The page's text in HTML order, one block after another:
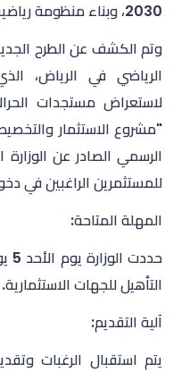
2030، وبناء منظومة رياضية ذات كفاءة واحترافية عالية.
وتم الكشف عن الطرح
الرياضي في الرياض،
لاستعراض مستجدات
"مشروع الاستثمار
الرسمي الصادر عن
للمستثمرين الراغبين في
المهلة المتاحة:
التأهيل للجهات الاستثمارية.
آلية التقديم:
يتم استقبال الرغبات